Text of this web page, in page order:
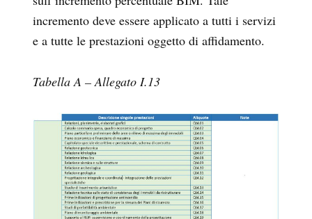
incremento deve essere applicato a tutti i servizi
e a tutte le prestazioni oggetto di affidamento.
Tabella A – Allegato I.13